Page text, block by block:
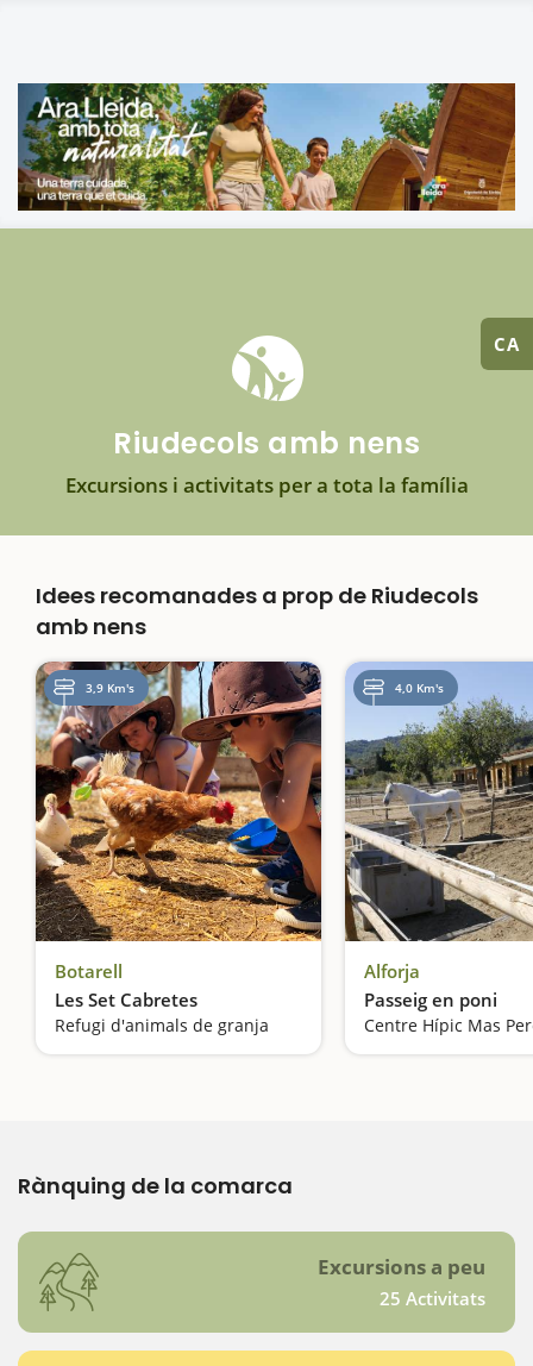
CA
Riudecols amb nens
Excursions i activitats per a tota la família
Idees recomanades a prop de Riudecols
amb nens
3,9 Km's
Botarell
Les Set Cabretes
Refugi d'animals de granja
4,0 Km's
Alforja
Passeig en poni
Centre Hípic Mas
Rànquing de la comarca
Excursions a peu
25 Activitats